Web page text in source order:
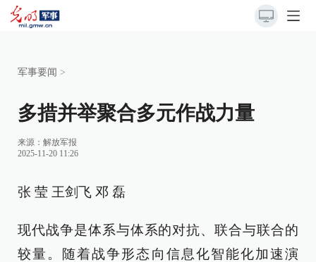
军事要闻 >
多措并举聚合多元作战力量
来源： 解放军报
2025-11-20 11:26
张 莹 王剑飞 邓 磊
现代战争是体系与体系的对抗、联合与联合的
较量。随着战争形态向信息化智能化加速演